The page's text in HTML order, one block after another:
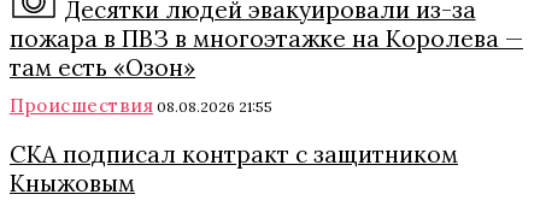
Десятки людей эвакуировали из-за
пожара в ПВЗ в многоэтажке на Королева —
там есть «Озон»
Происшествия 08.08.2026 21:55
СКА подписал контракт с защитником
Кныжовым